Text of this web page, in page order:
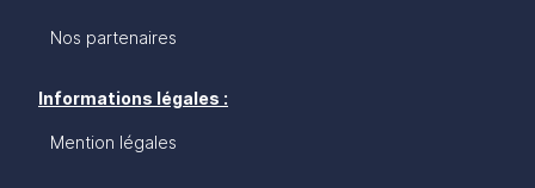
Nos partenaires
Informations légales :
Mention légales